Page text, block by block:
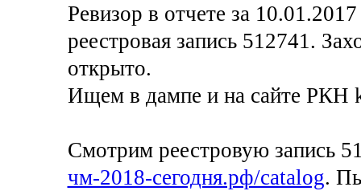
Ревизор в отчете за
реестровая запись 512741.
открыто.
Ищем в дампе и на сайте РКН
Смотрим реестровую запись
чм-2018-сегодня.рф/catalog.